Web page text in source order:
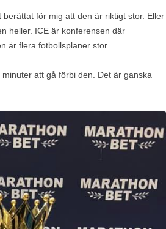
för mig att den är riktigt stor. Eller
heller. ICE är konferensen där
är flera fotbollsplaner stor.
att gå förbi den. Det är ganska